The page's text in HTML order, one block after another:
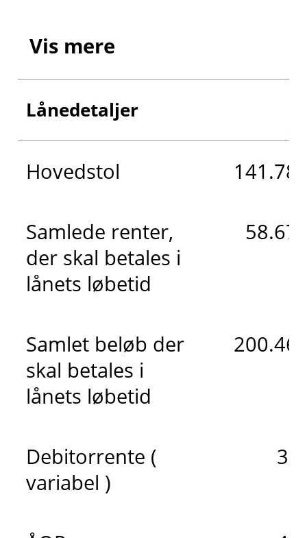
Vis mere
Lånedetaljer
Hovedstol
Samlede renter,
der skal betales i
lånets løbetid
Samlet beløb der
skal betales i
lånets løbetid
Debitorrente (
variabel )